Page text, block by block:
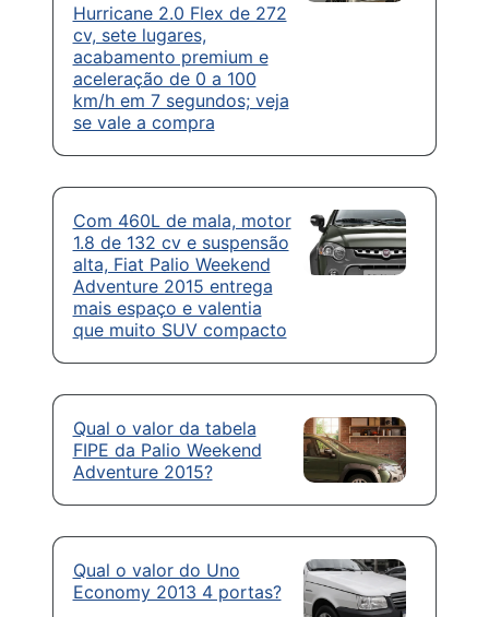
Hurricane 2.0 Flex de 272
cv, sete lugares,
acabamento premium e
aceleração de 0 a 100
km/h em 7 segundos; veja
se vale a compra
Com 460L de mala, motor
1.8 de 132 cv e suspensão
alta, Fiat Palio Weekend
Adventure 2015 entrega
mais espaço e valentia
que muito SUV compacto
Qual o valor da tabela
FIPE da Palio Weekend
Adventure 2015?
Qual o valor do Uno
Economy 2013 4 portas?